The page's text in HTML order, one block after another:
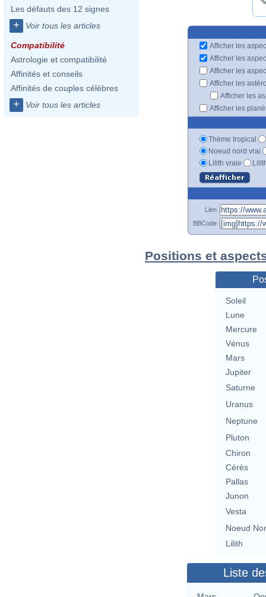
Les défauts des 12 signes
+ Voir tous les articles
Compatibilité
Astrologie et compatibilité
Affinités et conseils
Affinités de couples célèbres
+ Voir tous les articles
Afficher les
Afficher les
Afficher les
Afficher les
Afficher les
Afficher les
Thème tropical
Noeud nord vrai
Lilith vraie
Lien
BBCode
Positions et
Soleil
Lune
Mercure
Vénus
Mars
Jupiter
Saturne
Uranus
Neptune
Pluton
Chiron
Cérès
Pallas
Junon
Vesta
Noeud
Lilith
Liste